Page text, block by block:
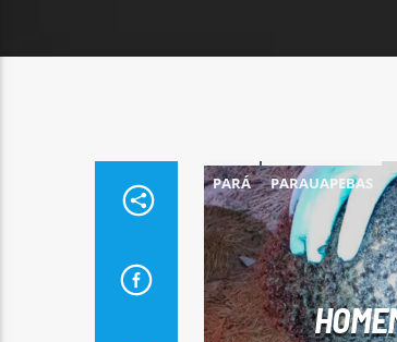
PARÁ PARAUAPEBAS